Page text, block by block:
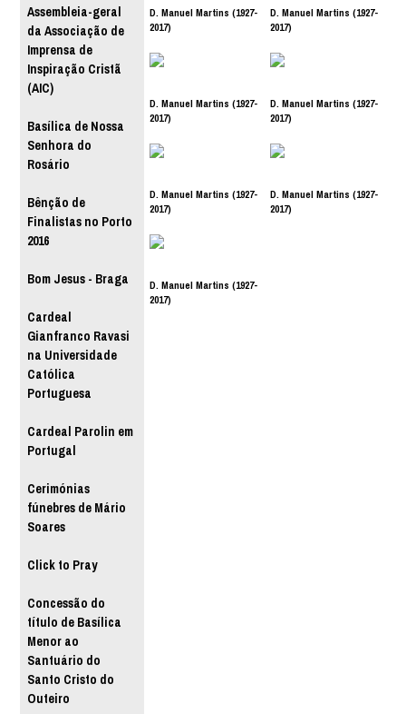
Assembleia-geral
da Associação de
Imprensa de
Inspiração Cristã
(AIC)
Basílica de Nossa
Senhora do
Rosário
Bênção de
Finalistas no Porto
2016
Bom Jesus - Braga
Cardeal
Gianfranco Ravasi
na Universidade
Católica
Portuguesa
Cardeal Parolin em
Portugal
Cerimónias
fúnebres de Mário
Soares
Click to Pray
Concessão do
título de Basílica
Menor ao
Santuário do
Santo Cristo do
Outeiro
D. Manuel Martins (1927-
2017)
D. Manuel Martins (1927-
2017)
D. Manuel Martins (1927-
2017)
D. Manuel Martins (1927-
2017)
D. Manuel Martins (1927-
2017)
D. Manuel Martins (1927-
2017)
D. Manuel Martins (1927-
2017)